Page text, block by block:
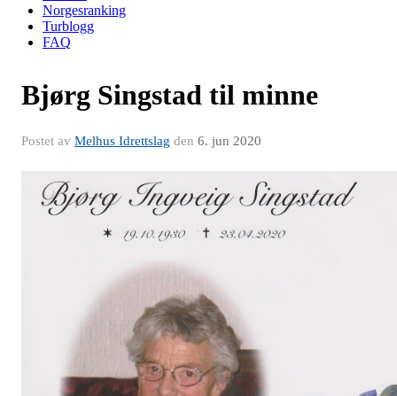
Norgesranking
Turblogg
FAQ
Bjørg Singstad til minne
Postet av Melhus Idrettslag den 6. jun 2020